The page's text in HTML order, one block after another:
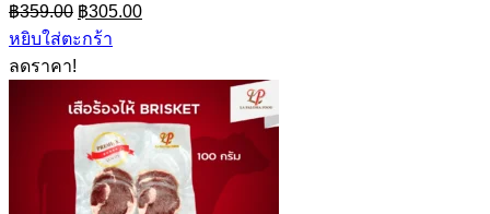
฿359.00 Original
price
was:
฿305.00Current
price
หยิบใส่ตะกร้า
ลดราคา!